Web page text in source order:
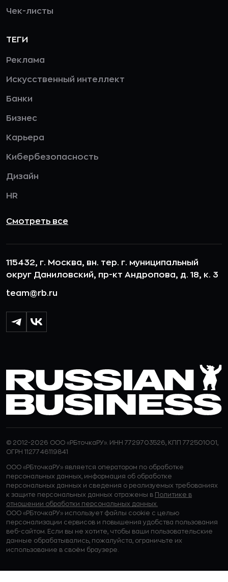
Чек-листы
ТЕГИ
Реклама
Искусственный интеллект
Банки
Бизнес
Карьера
Кибербезопасность
Дизайн
HR
Смотреть все
115432, г. Москва, вн. тер. г. муниципальный
округ Даниловский, пр-кт Андропова, д. 18, к. 3
team@rb.ru
© 2012-2026 ООО «РБточкаРУ». ИНН 7729703526, КПП 772501001,
ОГРН 1127746119841
ООО «РБточкаРУ» является оператором по обработке
персональных данных, информация об обработке
персональных данных и сведения о реализуемых требованиях
к защите персональных данных отражены в
Политике в
отношении обработки персональных данных.
ООО «РБточкаРУ» использует файлы cookie с целью
персонализации сервисов и повышения удобства пользования
веб-сайтом. Если вы не хотите, чтобы ваши пользовательские
данные обрабатывались, пожалуйста, ограничьте их
использование в своём браузере.